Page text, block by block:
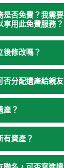
是否免費？我需
享用此免費服務？
後修改嗎？
否分配遺產給親友
產？
有資產？